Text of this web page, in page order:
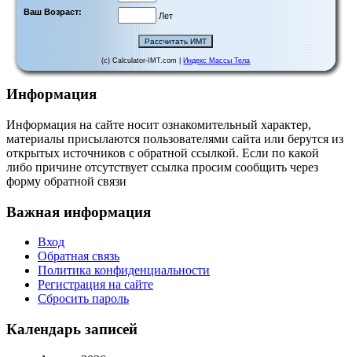
Ваш Возраст:
Лет
(c) Calculator-IMT.com | Индекс Массы Тела
Информация
Информация на сайте носит ознакомительный характер,
материалы присылаются пользователями сайта или берутся из
открытых источников с обратной ссылкой. Если по какой
либо причине отсутствует ссылка просим сообщить через
форму обратной связи
Важная информация
Вход
Обратная связь
Политика конфиденциальности
Регистрация на сайте
Сбросить пароль
Календарь записей